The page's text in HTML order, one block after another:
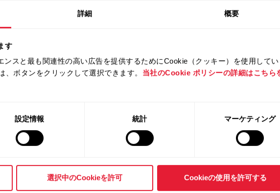
詳細 概要
す
ンスと最も関連性の高い広告を提供するためにCookie（クッキー）を使用してい
ボタンをクリックして選択できます。 当社のCookie ポリシーの詳細はこちら
設定情報 統計 マーケティング
選択中のCookieを許可 Cookieの使用を許可する
製品
心拍センサー
Polarについ
Polarとは
科学
アプリ＆サ
ービス
Polar Flow
対応アプリ